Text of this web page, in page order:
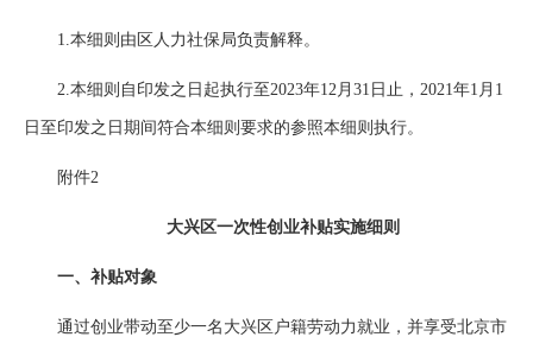
1.本细则由区人力社保局负责解释。
2.本细则自印发之日起执行至2023年12月31日止，2021年1月1
日至印发之日期间符合本细则要求的参照本细则执行。
附件2
大兴区一次性创业补贴实施细则
一、补贴对象
通过创业带动至少一名大兴区户籍劳动力就业，并享受北京市